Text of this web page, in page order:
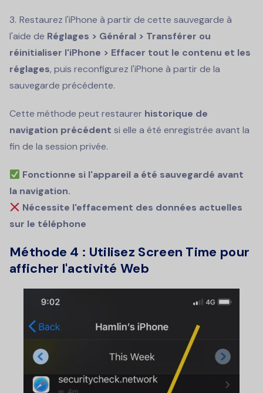
Restaurez l'iPhone à partir de cette sauvegarde à
l'aide de Réglages > Général > Transférer ou
réinitialiser l'iPhone > Effacer tout le contenu et les
réglages, puis reconfigurez l'iPhone à partir de la
sauvegarde précédente.
Cette méthode peut restaurer historique de
navigation précédent si elle a été enregistrée avant la
fin de la session privée.
Fonctionne si l'appareil a été sauvegardé avant
la navigation.
Nécessite l'effacement des données actuelles
sur le téléphone
Méthode 4 : Utilisez Screen Time pour
afficher l'activité Web